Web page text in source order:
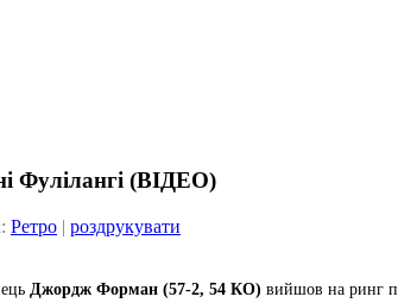
Фулілангі (ВІДЕО)
Ретро | роздрукувати
Джордж Форман (57-2, 54 КО) вийшов на ринг